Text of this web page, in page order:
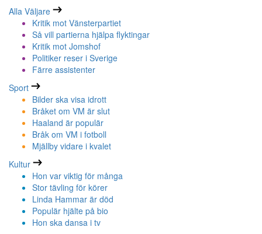
Alla Väljare
Kritik mot Vänsterpartiet
Så vill partierna hjälpa flyktingar
Kritik mot Jomshof
Politiker reser i Sverige
Färre assistenter
Sport
Bilder ska visa idrott
Bråket om VM är slut
Haaland är populär
Bråk om VM i fotboll
Mjällby vidare i kvalet
Kultur
Hon var viktig för många
Stor tävling för körer
Linda Hammar är död
Populär hjälte på bio
Hon ska dansa i tv